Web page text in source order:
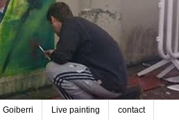
Goiberri Live painting contact